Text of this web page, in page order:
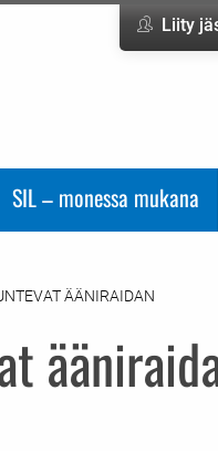
Liity
SIL – monessa mukana
ÄÄNIRAIDAN